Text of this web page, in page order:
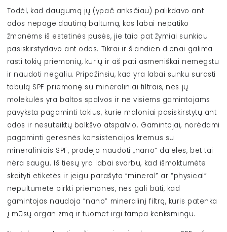
Todėl, kad daugumą jų (ypač anksčiau) palikdavo ant
odos nepageidautiną baltumą, kas labai nepatiko
žmonėms iš estetinės pusės, jie taip pat žymiai sunkiau
pasiskirstydavo ant odos. Tikrai ir šiandien dienai galima
rasti tokių priemonių, kurių ir aš pati asmeniškai nemėgstu
ir naudoti negaliu. Pripažinsiu, kad yra labai sunku surasti
tobulą SPF priemonę su mineraliniai filtrais, nes jų
molekulės yra baltos spalvos ir ne visiems gamintojams
pavyksta pagaminti tokius, kurie maloniai pasiskirstytų ant
odos ir nesuteiktų balkšvo atspalvio. Gamintojai, norėdami
pagaminti geresnės konsistencijos kremus su
mineraliniais SPF, pradėjo naudoti „nano“ daleles, bet tai
nėra saugu. Iš tiesų yra labai svarbu, kad išmoktumėte
skaityti etiketės ir jeigu parašyta “mineral” ar “physical”
nepultumėte pirkti priemonės, nes gali būti, kad
gamintojas naudoja “nano” mineralinį filtrą, kuris patenka
į mūsų organizmą ir tuomet irgi tampa kenksmingu.